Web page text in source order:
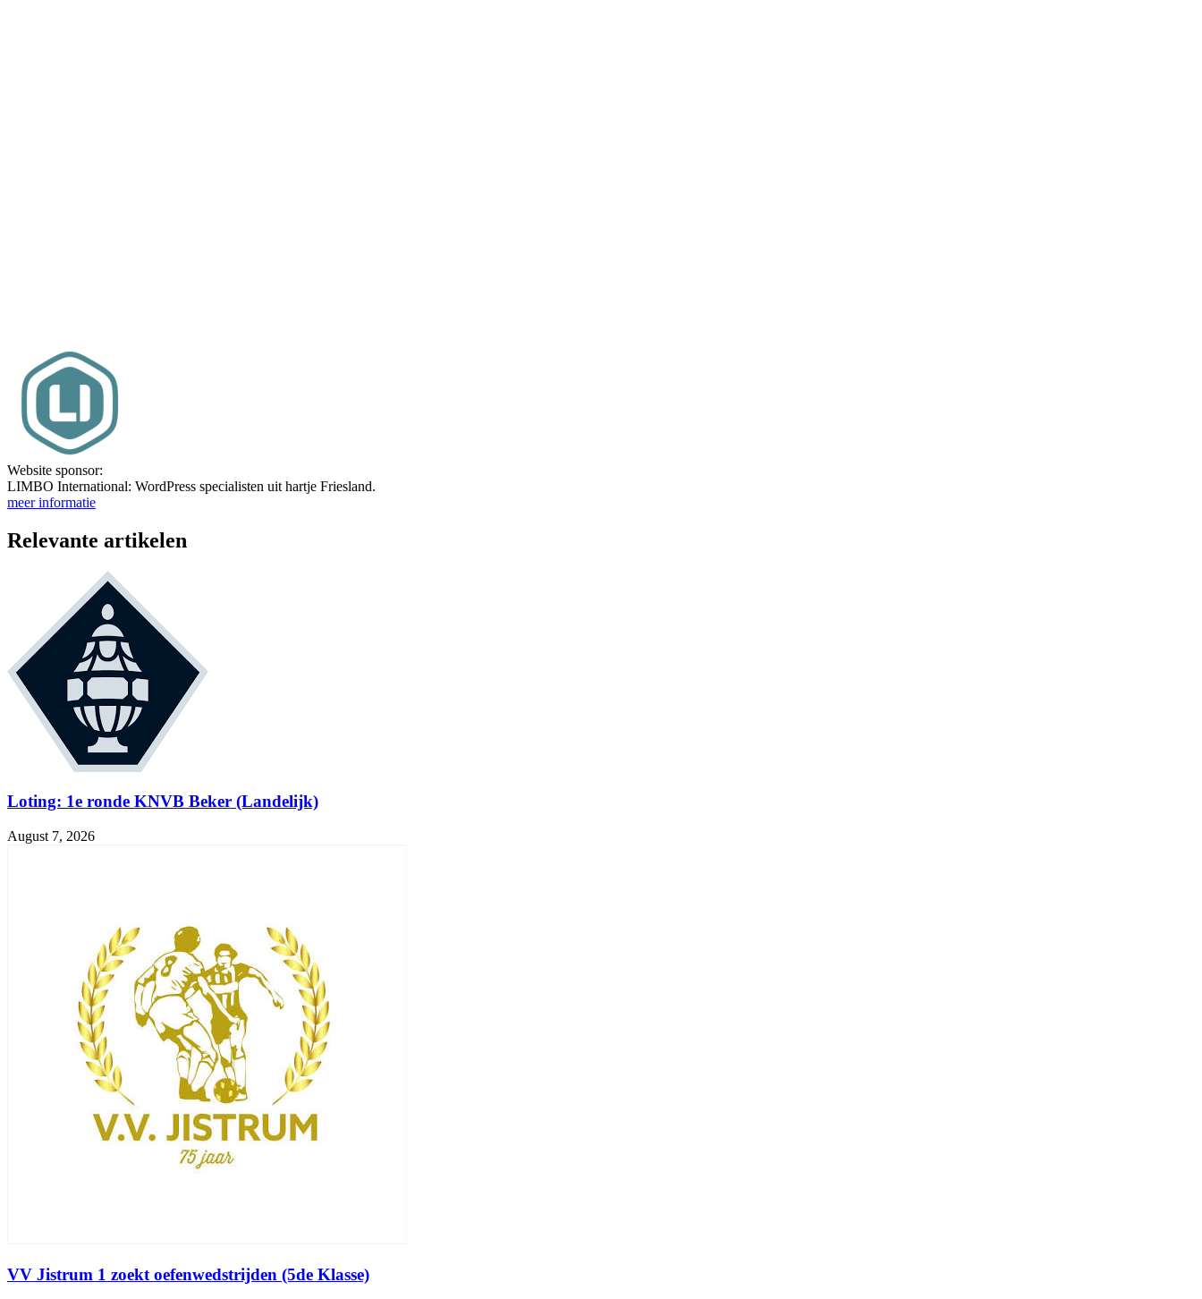
Website sponsor:
LIMBO International: WordPress specialisten uit hartje Friesland.
meer informatie
Relevante artikelen
Loting: 1e ronde KNVB Beker (Landelijk)
August 7, 2026
VV Jistrum 1 zoekt oefenwedstrijden (5de Klasse)